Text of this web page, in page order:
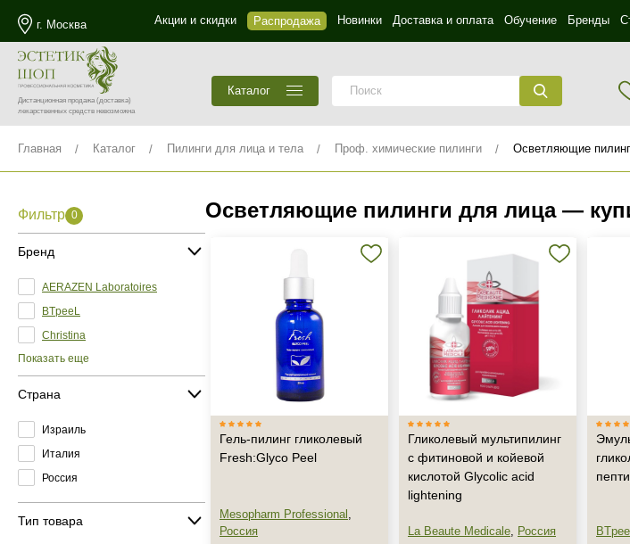
г. Москва Акции и скидки Распродажа Новинки Доставка и оплата Обучение Бренды
Дистанционная продажа(доставка)
лекарственных средств невозможна
Каталог
Главная Каталог Пилинги для лица и тела Проф. химические пилинги Осветляющие
Фильтр 0
Бренд
AERAZEN Laboratoires
BTpeeL
Christina
Показать еще
Страна
Израиль
Италия
Россия
Тип товара
Осветляющие пилинги для лица —
Гель-пилинг гликолевый
Fresh:Glyco Peel
Mesopharm Professional ,
Россия
Гликолевый мультипилинг
с фитиновой и койевой
кислотой Glycolic acid
lightening
La Beaute Medicale, Россия